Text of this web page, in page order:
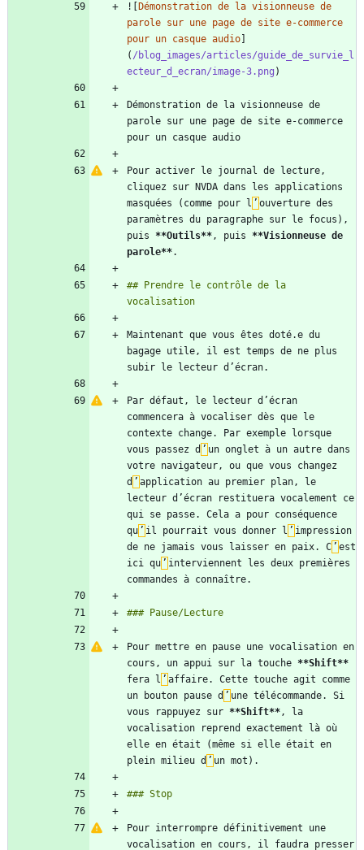
![
Démonstration de la visionneuse de
parole sur une page de site e-commerce
pour un casque audio
( /blog_images/articles/guide_de_survie_l
ecteur_d_ecran/image-3.png
Démonstration de la visionneuse de
parole sur une page de site e-commerce
Pour activer le journal de lecture,
cliquez sur NVDA dans les applications
masquées (comme pour l ’ ouverture des
paramètres du paragraphe sur le focus),
puis **Outils**, puis **Visionneuse de
parole**
## Prendre le contrôle de la
Maintenant que vous êtes doté.e du
bagage utile, il est temps de ne plus
Par défaut, le lecteur d’écran
commencera à vocaliser dès que le
contexte change. Par exemple lorsque
vous passez d ’ un onglet à un autre dans
votre navigateur, ou que vous changez
d ’ application au premier plan, le
lecteur d’écran restituera vocalement ce
qui se passe. Cela a pour conséquence
qu ’ il pourrait vous donner l ’ impression
de ne jamais vous laisser en paix. C ’ est
ici qu ’ interviennent les deux premières
Pour mettre en pause une vocalisation en
cours, un appui sur la touche **Shift**
fera l ’ affaire. Cette touche agit comme
un bouton pause d ’ une télécommande. Si
vous rappuyez sur **Shift**, la
vocalisation reprend exactement là où
elle en était (même si elle était en
plein milieu d ’
Pour interrompre définitivement une
vocalisation en cours, il faudra presser